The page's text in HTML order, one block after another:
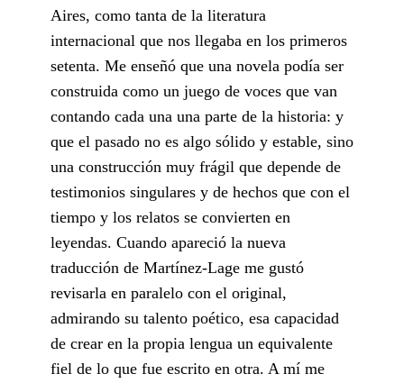
Aires, como tanta de la literatura
internacional que nos llegaba en los primeros
setenta. Me enseñó que una novela podía ser
construida como un juego de voces que van
contando cada una una parte de la historia: y
que el pasado no es algo sólido y estable, sino
una construcción muy frágil que depende de
testimonios singulares y de hechos que con el
tiempo y los relatos se convierten en
leyendas. Cuando apareció la nueva
traducción de Martínez-Lage me gustó
revisarla en paralelo con el original,
admirando su talento poético, esa capacidad
de crear en la propia lengua un equivalente
fiel de lo que fue escrito en otra. A mí me